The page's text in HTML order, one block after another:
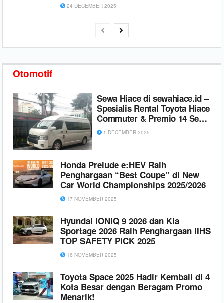
24 DECEMBER 2025
Otomotif
Sewa Hiace di sewahiace.id –
Spesialis Rental Toyota Hiace
Commuter & Premio 14 Seats
Terpercaya
1 DECEMBER 2025
Honda Prelude e:HEV Raih
Penghargaan “Best Coupe” di New
Car World Championships 2025/2026
17 NOVEMBER 2025
Hyundai IONIQ 9 2026 dan Kia
Sportage 2026 Raih Penghargaan IIHS
TOP SAFETY PICK 2025
16 NOVEMBER 2025
Toyota Space 2025 Hadir Kembali di 4
Kota Besar dengan Beragam Promo
Menarik!